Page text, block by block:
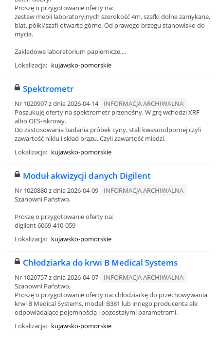
Proszę o przygotowanie oferty na:
zestaw mebli laboratoryjnych szerokość 4m, szafki dolne zamykane,
blat, półki/szafi otwarte górne. Od prawego brzegu stanowisko do
mycia.
Zakładowe laboratorium papiernicze,...
Lokalizacja: kujawsko-pomorskie
Spektrometr
Nr 1020997 z dnia 2026-04-14
INFORMACJA ARCHIWALNA
Poszukuję oferty na spektrometr przenośny. W grę wchodzi XRF
albo OES-iskrowy.
Do zastosowania badania próbek cyny, stali kwasoodpornej czyli
zawartość niklu i skład brązu. Czyli zawartość miedzi.
Lokalizacja: kujawsko-pomorskie
Moduł akwizycji danych Digilent
Nr 1020880 z dnia 2026-04-09
INFORMACJA ARCHIWALNA
Szanowni Państwo,
Proszę o przygotowanie oferty na:
digilent 6069-410-059
Lokalizacja: kujawsko-pomorskie
Chłodziarka do krwi B Medical Systems
Nr 1020757 z dnia 2026-04-07
INFORMACJA ARCHIWALNA
Szanowni Państwo,
Proszę o przygotowanie oferty na: chłodziarkę do przechowywania
krwi B Medical Systems, model: B381 lub innego producenta ale
odpowiadające pojemnością i pozostałymi parametrami.
Lokalizacja: kujawsko-pomorskie